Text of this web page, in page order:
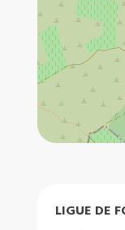
LIGUE DE